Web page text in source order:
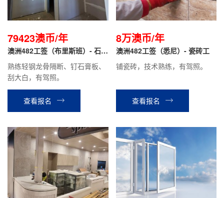
79423澳币/年
澳洲482工签（布里斯班）- 石膏
熟练轻钢龙骨隔断、钉石膏板、
刮大白，有驾照。
查看报名
8万澳币/年
澳洲482工签（悉尼）- 瓷砖工
铺瓷砖，技术熟练，有驾照。
查看报名